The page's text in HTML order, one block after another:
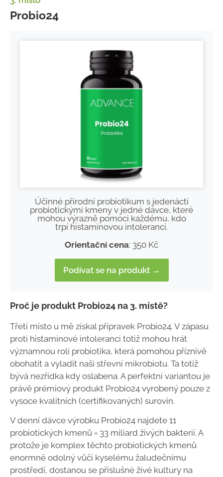
Probio24
Účinné přírodní probiotikum s jedenácti
probiotickými kmeny v jedné dávce, které
mohou výrazně pomoci každému, kdo
trpí histaminovou intolerancí.
Orientační cena: 350 Kč
Podívat se na produkt →
Proč je produkt Probio24 na 3. místě?
Třetí místo u mě získal přípravek Probio24. V zápasu
proti histaminové intoleranci totiž mohou hrát
významnou roli probiotika, která pomohou příznivě
obohatit a vyladit naši střevní mikrobiotu. Ta totiž
bývá nezřídka kdy oslabena. A perfektní variantou je
právě prémiový produkt Probio24 vyrobený pouze z
vysoce kvalitních (certifikovaných) surovin.
V denní dávce výrobku Probio24 najdete 11
probiotických kmenů = 33 miliard živých bakterií. A
protože je komplex těchto probiotických kmenů
enormně odolný vůči kyselému žaludečnímu
prostředí, dostanou se příslušné živé kultury na